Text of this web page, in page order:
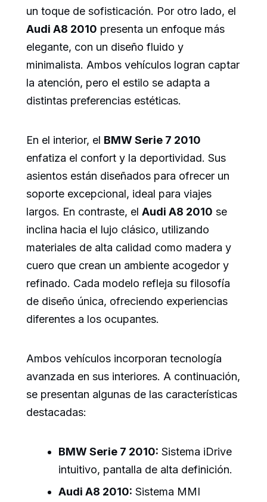
un toque de sofisticación. Por otro lado, el
Audi A8 2010 presenta un enfoque más
elegante, con un diseño fluido y
minimalista. Ambos vehículos logran captar
la atención, pero el estilo se adapta a
distintas preferencias estéticas.
En el interior, el BMW Serie 7 2010
enfatiza el confort y la deportividad. Sus
asientos están diseñados para ofrecer un
soporte excepcional, ideal para viajes
largos. En contraste, el Audi A8 2010 se
inclina hacia el lujo clásico, utilizando
materiales de alta calidad como madera y
cuero que crean un ambiente acogedor y
refinado. Cada modelo refleja su filosofía
de diseño única, ofreciendo experiencias
diferentes a los ocupantes.
Ambos vehículos incorporan tecnología
avanzada en sus interiores. A continuación,
se presentan algunas de las características
destacadas:
BMW Serie 7 2010: Sistema iDrive
intuitivo, pantalla de alta definición.
Audi A8 2010: Sistema MMI